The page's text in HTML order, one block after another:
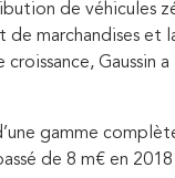
de véhicules
marchandises et
Gaussin a
gamme
de 8 m€ en 2018